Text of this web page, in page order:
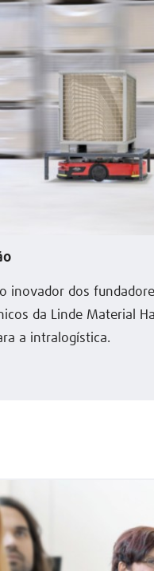
inovador dos
da Linde Material
a intralogística.